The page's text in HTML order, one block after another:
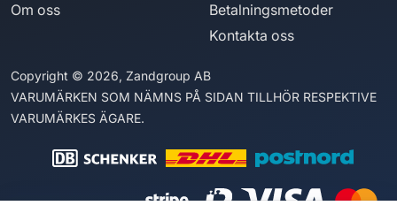
Om oss
Betalningsmetoder
Kontakta oss
Copyright © 2026, Zandgroup AB
VARUMÄRKEN SOM NÄMNS PÅ SIDAN TILLHÖR RESPEKTIVE
VARUMÄRKES ÄGARE.